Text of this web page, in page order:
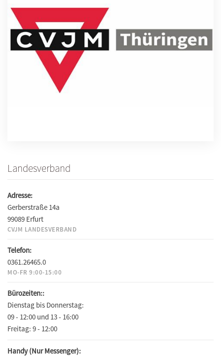
Landesverband
Adresse:
Gerberstraße 14a
99089 Erfurt
CVJM LANDESVERBAND
Telefon:
0361.26465.0
MO-FR 9:00-15:00
Bürozeiten::
Dienstag bis Donnerstag:
09 - 12:00 und 13 - 16:00
Freitag: 9 - 12:00
Handy (Nur Messenger):